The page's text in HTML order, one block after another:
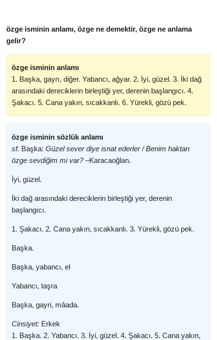
özge isminin anlamı, özge ne demektir, özge ne anlama
gelir?
özge isminin anlamı
1. Başka, gayrı, diğer. Yabancı, ağyar. 2. İyi, güzel. 3. İki dağ
arasındaki dereciklerin birleştiği yer, derenin başlangıcı. 4.
Şakacı. 5. Cana yakın, sıcakkanlı. 6. Yürekli, gözü pek.
özge isminin sözlük anlamı
sf. Başka: Güzel sever diye isnat ederler / Benim haktan
özge sevdiğim mi var? –Karacaoğlan.
İyi, güzel.
İki dağ arasındaki dereciklerin birleştiği yer, derenin
başlangıcı.
1. Şakacı. 2. Cana yakın, sıcakkanlı. 3. Yürekli, gözü pek.
Başka.
Başka, yabancı, el
Yabancı, taşra
Başka, gayri, mâada.
Cinsiyet: Erkek
1. Başka. 2. Yabancı. 3. İyi, güzel. 4. Şakacı. 5. Cana yakın,